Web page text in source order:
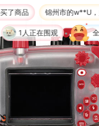
在围观
锦州市的w**U，购买了商
全**生 很